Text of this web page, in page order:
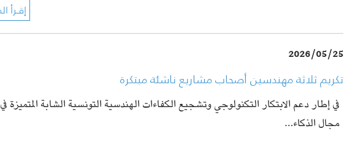
2026/05/25
تكريم ثلاثة مهندسين أصحاب مشاريع ناشئة مبتكرة
في إطار دعم الابتكار التكنولوجي وتشجيع الكفاءات الهندسية التونسية الشابة المتميزة في
مجال الذكاء…